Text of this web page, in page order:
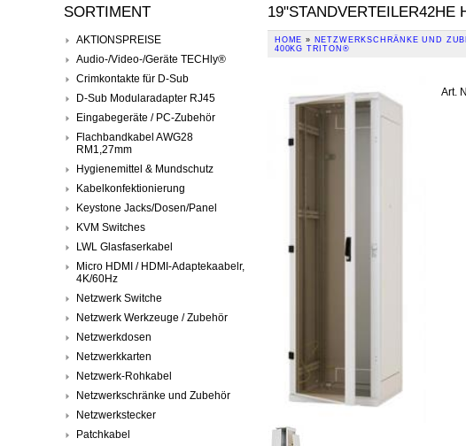
SORTIMENT
AKTIONSPREISE
Audio-/Video-/Geräte TECHly®
Crimkontakte für D-Sub
D-Sub Modularadapter RJ45
Eingabegeräte / PC-Zubehör
Flachbandkabel AWG28
RM1,27mm
Hygienemittel & Mundschutz
Kabelkonfektionierung
Keystone Jacks/Dosen/Panel
KVM Switches
LWL Glasfaserkabel
Micro HDMI / HDMI-Adaptekaabelr,
4K/60Hz
Netzwerk Switche
Netzwerk Werkzeuge / Zubehör
Netzwerkdosen
Netzwerkkarten
Netzwerk-Rohkabel
Netzwerkschränke und Zubehör
Netzwerkstecker
Patchkabel
19"STANDVERTEILER42HE
HOME » NETZWERKSCHRÄNKE UND
400KG TRITON®
Art.